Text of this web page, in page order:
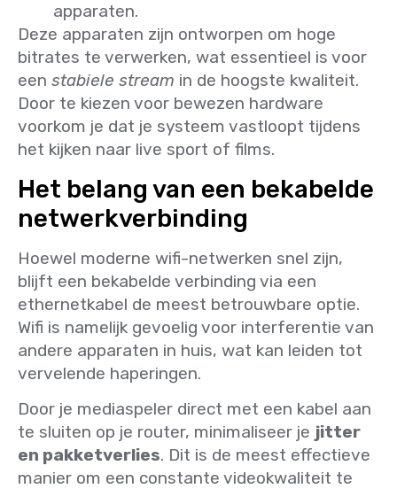
apparaten.
Deze apparaten zijn ontworpen om hoge
bitrates te verwerken, wat essentieel is voor
een stabiele stream in de hoogste kwaliteit.
Door te kiezen voor bewezen hardware
voorkom je dat je systeem vastloopt tijdens
het kijken naar live sport of films.
Het belang van een bekabelde
netwerkverbinding
Hoewel moderne wifi-netwerken snel zijn,
blijft een bekabelde verbinding via een
ethernetkabel de meest betrouwbare optie.
Wifi is namelijk gevoelig voor interferentie van
andere apparaten in huis, wat kan leiden tot
vervelende haperingen.
Door je mediaspeler direct met een kabel aan
te sluiten op je router, minimaliseer je jitter
en pakketverlies. Dit is de meest effectieve
manier om een constante videokwaliteit te